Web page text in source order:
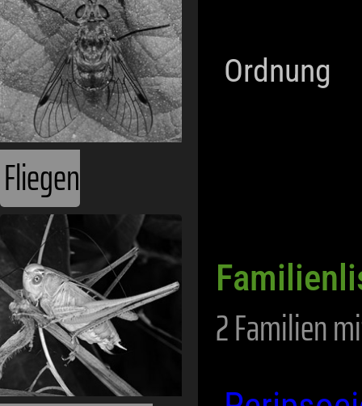
Fliegen
Ordnung
2 Familien